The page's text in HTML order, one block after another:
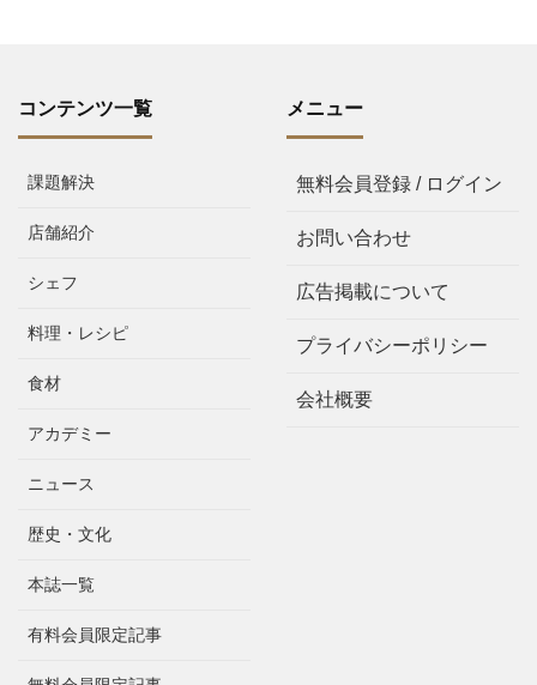
コンテンツ一覧
課題解決
店舗紹介
シェフ
料理・レシピ
食材
アカデミー
ニュース
歴史・文化
本誌一覧
有料会員限定記事
メニュー
無料会員登録 / ログイン
お問い合わせ
広告掲載について
プライバシーポリシー
会社概要